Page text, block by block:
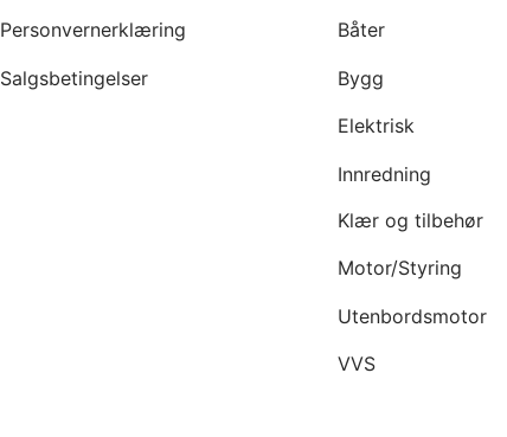
Personvernerklæring
Salgsbetingelser
Båter
Bygg
Elektrisk
Innredning
Klær og tilbehør
Motor/Styring
Utenbordsmotor
VVS